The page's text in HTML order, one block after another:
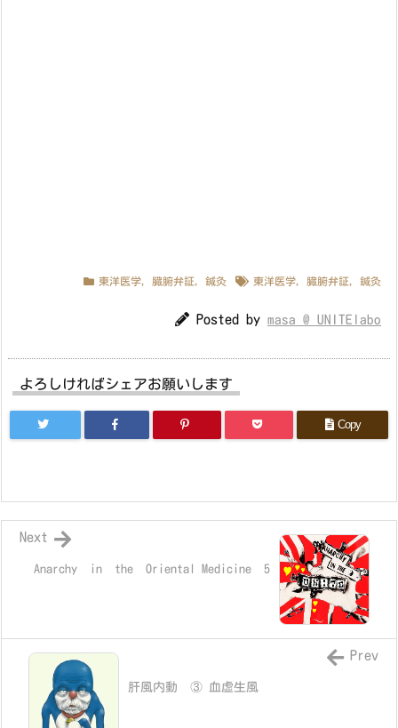
東洋医学 臓腑弁証 鍼灸 東洋医学 臓腑弁証 鍼灸
Posted by masa @ UNITElabo
よろしければシェアお願いします
Copy
Anarchy in the Oriental Medicine 5
Next
肝風内動 ③ 血虚生風
Prev